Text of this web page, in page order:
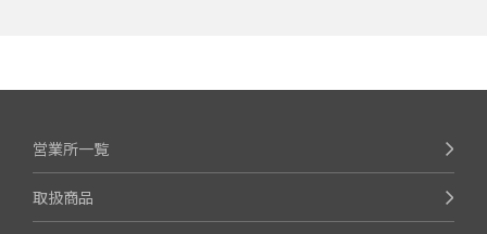
営業所一覧
取扱商品